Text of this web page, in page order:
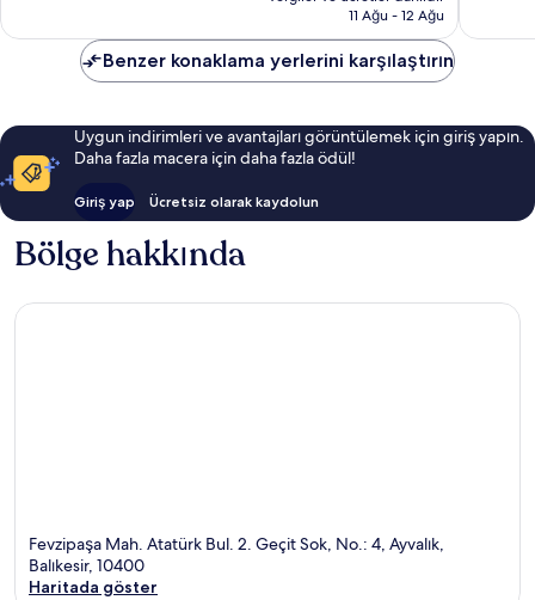
yorum
6.937 TL
11 Ağu - 12 Ağu
Benzer konaklama yerlerini karşılaştırın
Uygun indirimleri ve avantajları görüntülemek için giriş yapın.
Daha fazla macera için daha fazla ödül!
Giriş yap Ücretsiz olarak kaydolun
Bölge hakkında
Fevzipaşa Mah. Atatürk Bul. 2. Geçit Sok, No.: 4, Ayvalık,
Balıkesir, 10400
Haritada göster